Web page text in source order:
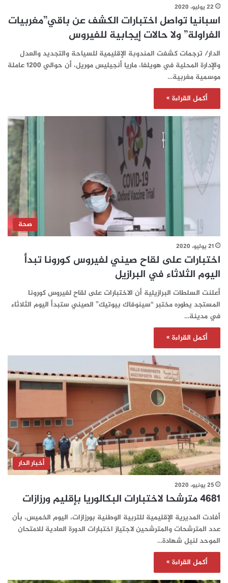
22 يوليو، 2020
اسبانيا تواصل اختبارات الكشف عن باقي”مغربيات
الفراولة” ولا حالات إيجابية للفيروس
الدار/ ترجمات كشفت المندوبة الإقليمية للسياحة والتجديد والعدل
والإدارة المحلية في هويلفا، ماريا أنجيليس موريل، أن حوالي 1200 عاملة
موسمية مغربية…
أكمل القراءة »
صحة
21 يوليو، 2020
اختبارات على لقاح صيني لفيروس كورونا تبدأ
اليوم الثلاثاء في البرازيل
أعلنت السلطات البرازيلية أن الاختبارات على لقاح لفيروس كورونا
المستجد يطوره مختبر “سينوفاك بيوتيك” الصيني ستبدأ اليوم الثلاثاء
في مدينة…
أكمل القراءة »
أخبار الدار
25 يونيو، 2020
4681 مترشحا لاختبارات البكالوريا بإقليم ورزازات
أفادت المديرية الإقليمية للتربية الوطنية بورزازات، اليوم الخميس، بأن
عدد المترشحات والمترشحين لاجتياز اختبارات الدورة العادية للامتحان
الموحد لنيل شهادة…
أكمل القراءة »